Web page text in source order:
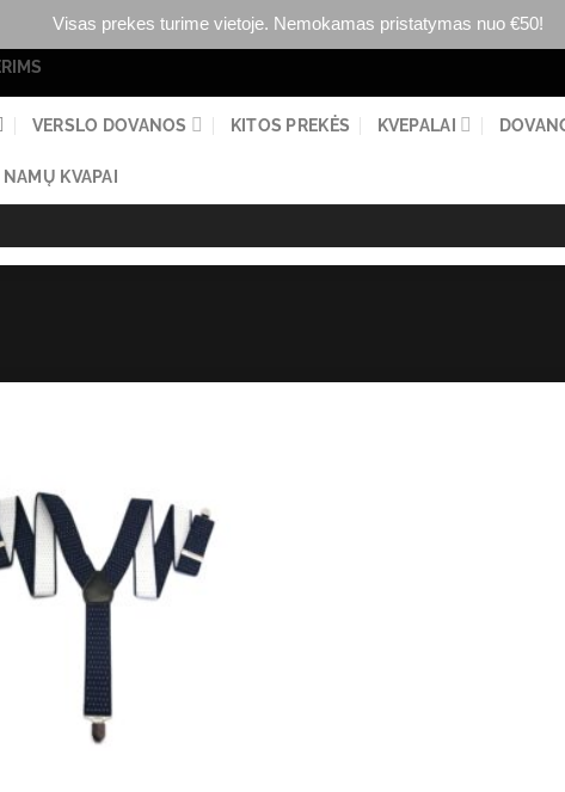
Visas prekes turime vietoje. Nemokamas pristatymas nuo €50!
VERSLO DOVANOS KITOS PREKĖS KVEPALAI
NAMŲ KVAPAI